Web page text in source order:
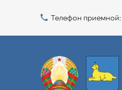
Телефон приемной: